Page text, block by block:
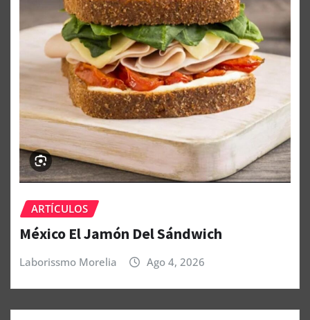
ARTÍCULOS
México El Jamón Del Sándwich
Laborissmo Morelia Ago 4, 2026